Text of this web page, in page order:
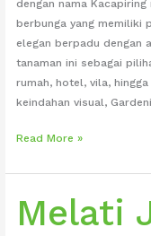
dengan nama
berbunga yang memiliki
elegan berpadu dengan
tanaman ini sebagai
rumah, hotel, vila,
keindahan visual,
Gardenia
untuk
yang
Read More »
Melati